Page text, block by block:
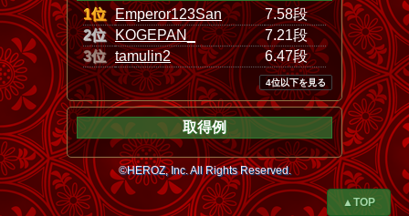
1位 Emperor123San
7.58段
2位 KOGEPAN_
7.21段
3位 tamulin2 6.47段
4位以下を見る
取得例
©HEROZ, Inc. All Rights Reserved.
▲TOP